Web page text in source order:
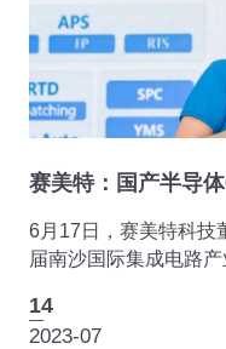
赛美特：国产半导
6月17日，赛美特科技
届南沙国际集成电路
14
2023-07